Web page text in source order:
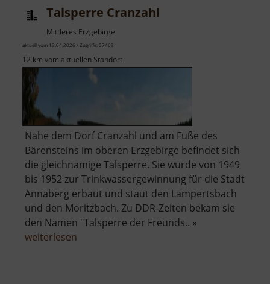
Talsperre Cranzahl
Mittleres Erzgebirge
aktuell vom 13.04.2026 / Zugriffe: 57463
12 km vom aktuellen Standort
Nahe dem Dorf Cranzahl und am Fuße des
Bärensteins im oberen Erzgebirge befindet sich
die gleichnamige Talsperre. Sie wurde von 1949
bis 1952 zur Trinkwassergewinnung für die Stadt
Annaberg erbaut und staut den Lampertsbach
und den Moritzbach. Zu DDR-Zeiten bekam sie
den Namen "Talsperre der Freunds.. »
weiterlesen